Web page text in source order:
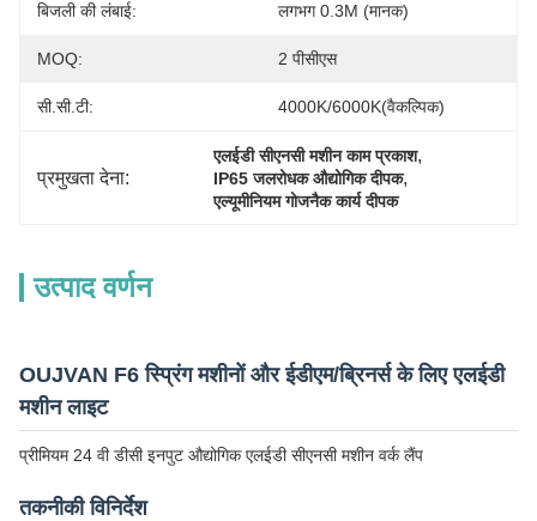
बिजली की लंबाई: लगभग 0.3M (मानक)
MOQ: 2 पीसीएस
सी.सी.टी: 4000K/6000K(वैकल्पिक)
प्रमुखता देना:
एलईडी सीएनसी मशीन काम प्रकाश,
IP65 जलरोधक औद्योगिक दीपक,
एल्यूमीनियम गोजनैक कार्य दीपक
उत्पाद वर्णन
OUJVAN F6 स्प्रिंग मशीनों और ईडीएम/ब्रिनर्स के लिए एलईडी
मशीन लाइट
प्रीमियम 24 वी डीसी इनपुट औद्योगिक एलईडी सीएनसी मशीन वर्क लैंप
तकनीकी विनिर्देश